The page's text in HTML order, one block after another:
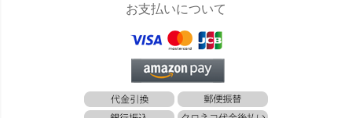
お支払いについて